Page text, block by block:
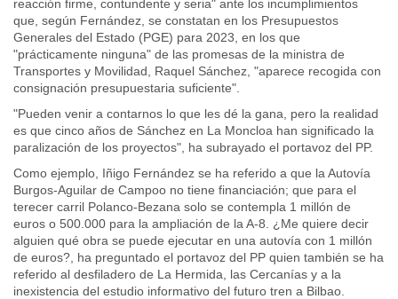
reacción firme, contundente y seria" ante los incumplimientos
que, según Fernández, se constatan en los Presupuestos
Generales del Estado (PGE) para 2023, en los que
"prácticamente ninguna" de las promesas de la ministra de
Transportes y Movilidad, Raquel Sánchez, "aparece recogida con
consignación presupuestaria suficiente".
"Pueden venir a contarnos lo que les dé la gana, pero la realidad
es que cinco años de Sánchez en La Moncloa han significado la
paralización de los proyectos", ha subrayado el portavoz del PP.
Como ejemplo, Iñigo Fernández se ha referido a que la Autovía
Burgos-Aguilar de Campoo no tiene financiación; que para el
terecer carril Polanco-Bezana solo se contempla 1 millón de
euros o 500.000 para la ampliación de la A-8. ¿Me quiere decir
alguien qué obra se puede ejecutar en una autovía con 1 millón
de euros?, ha preguntado el portavoz del PP quien también se ha
referido al desfiladero de La Hermida, las Cercanías y a la
inexistencia del estudio informativo del futuro tren a Bilbao.